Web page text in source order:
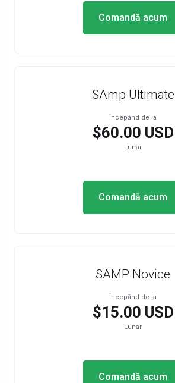
Comandă acum
SAmp Ultimate
Începănd de la
$60.00 USD
Lunar
Comandă acum
SAMP Novice
Începănd de la
$15.00 USD
Lunar
Comandă acum